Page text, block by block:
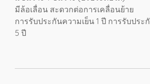
มีล้อเลื่อน สะดวกต่อการเคลื่อนย้าย
การรับประกันความเย็น 1 ปี การรับประ
5 ปี